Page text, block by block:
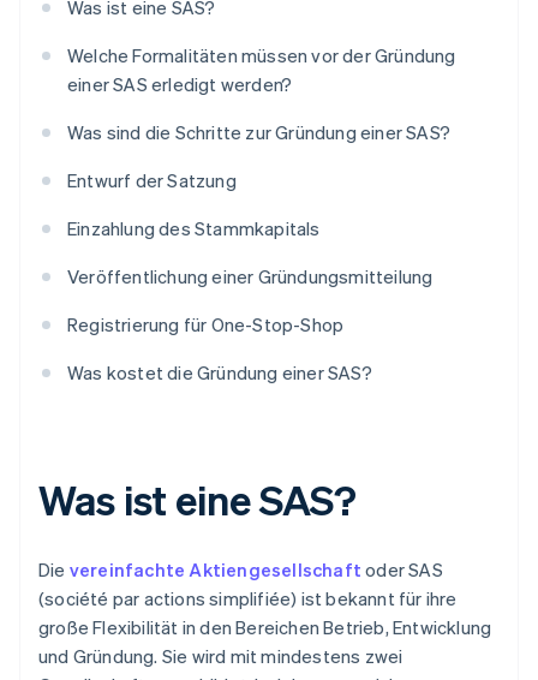
Was ist eine SAS?
Welche Formalitäten müssen vor der Gründung
einer SAS erledigt werden?
Was sind die Schritte zur Gründung einer SAS?
Entwurf der Satzung
Einzahlung des Stammkapitals
Veröffentlichung einer Gründungsmitteilung
Registrierung für One-Stop-Shop
Was kostet die Gründung einer SAS?
Was ist eine SAS?
Die vereinfachte Aktiengesellschaft oder SAS
(société par actions simplifiée) ist bekannt für ihre
große Flexibilität in den Bereichen Betrieb, Entwicklung
und Gründung. Sie wird mit mindestens zwei